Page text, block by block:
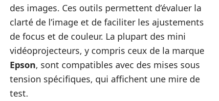
des images. Ces outils permettent d’évaluer la
clarté de l’image et de faciliter les ajustements
de focus et de couleur. La plupart des mini
vidéoprojecteurs, y compris ceux de la marque
Epson, sont compatibles avec des mises sous
tension spécifiques, qui affichent une mire de
test.